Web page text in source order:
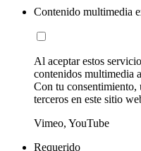
Contenido multimedia
Al aceptar estos
contenidos multimedia
Con tu consentimiento,
terceros en este sitio
Vimeo, YouTube
Requerido